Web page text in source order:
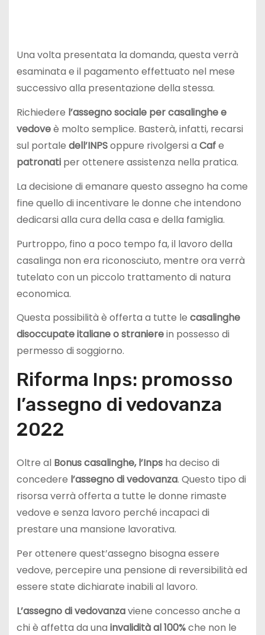
Una volta presentata la domanda, questa verrà
esaminata e il pagamento effettuato nel mese
successivo alla presentazione della stessa.
Richiedere l’assegno sociale per casalinghe e
vedoveè molto semplice. Basterà, infatti, recarsi
sul portale dell’INPSoppure rivolgersi a Cafe
patronatiper ottenere assistenza nella pratica.
La decisione di emanare questo assegno ha come
fine quello di incentivare le donne che intendono
dedicarsi alla cura della casa e della famiglia.
Purtroppo, fino a poco tempo fa, il lavoro della
casalinga non era riconosciuto, mentre ora verrà
tutelato con un piccolo trattamento di natura
economica.
Questa possibilità è offerta a tutte le casalinghe
disoccupate italiane o stranierein possesso di
permesso di soggiorno.
Riforma Inps: promosso
l’assegno di vedovanza
2022
Oltre al Bonus casalinghe, l’Inpsha deciso di
concedere l’assegno di vedovanza. Questo tipo di
risorsa verrà offerta a tutte le donne rimaste
vedove e senza lavoro perché incapaci di
prestare una mansione lavorativa.
Per ottenere quest’assegno bisogna essere
vedove, percepire una pensione di reversibilità ed
essere state dichiarate inabili al lavoro.
L’assegno di vedovanzaviene concesso anche a
chi è affetta da una invalidità al 100%che non le